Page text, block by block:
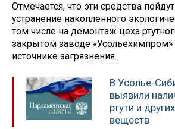
Отмечается, что эти средства
устранение накопленного
том числе на демонтаж цеха
закрытом заводе
источнике загрязнения.
В Усолье-
выявили
ртути и
веществ